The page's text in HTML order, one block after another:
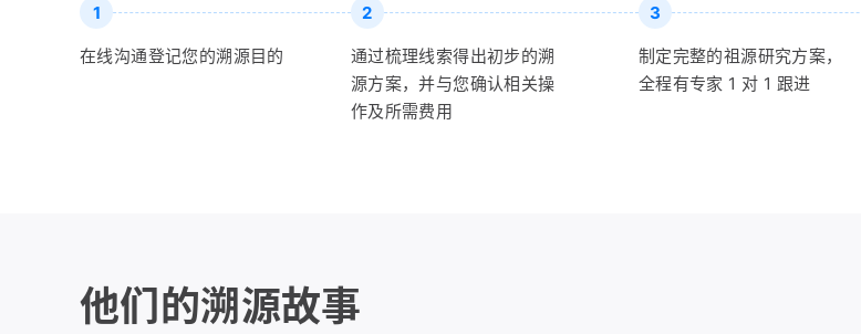
1
在线沟通登记您的溯源目的
2
通过梳理线索得出初步的溯
源方案，并与您确认相关操
作及所需费用
3
制定完整的祖源研究方案，
全程有专家 1 对 1 跟进
他们的溯源故事